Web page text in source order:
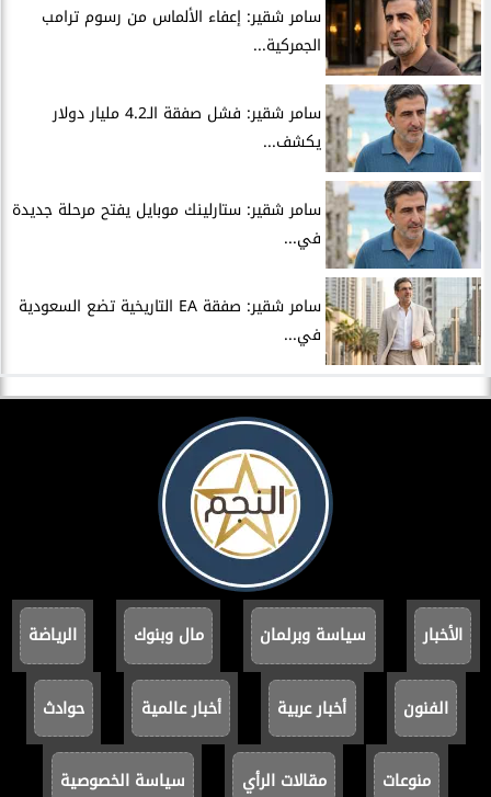
سامر شقير: إعفاء الألماس من رسوم ترامب
الجمركية...
سامر شقير: فشل صفقة الـ4.2 مليار دولار
يكشف...
سامر شقير: ستارلينك موبايل يفتح مرحلة جديدة
في...
سامر شقير: صفقة EA التاريخية تضع السعودية
في...
الأخبار سياسة وبرلمان مال وبنوك الرياضة
الفنون أخبار عربية أخبار عالمية حوادث
منوعات مقالات الرأي سياسة الخصوصية